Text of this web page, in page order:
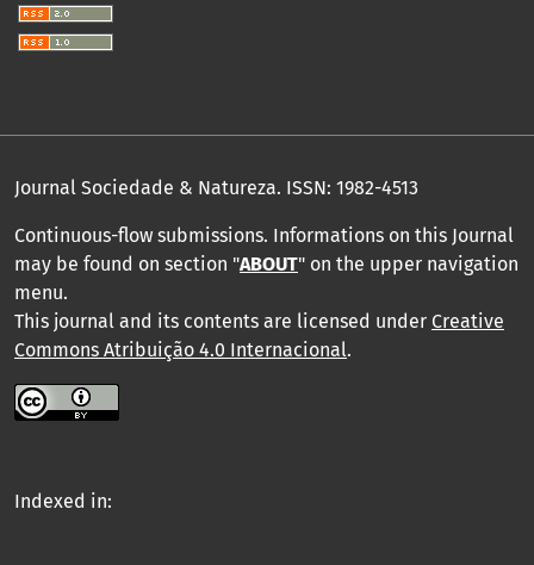
Journal Sociedade & Natureza. ISSN: 1982-4513
Continuous-flow submissions. Informations on this Journal
may be found on section "ABOUT" on the upper navigation
menu.
This journal and its contents are licensed under Creative
Commons Atribuição 4.0 Internacional.
Indexed in: